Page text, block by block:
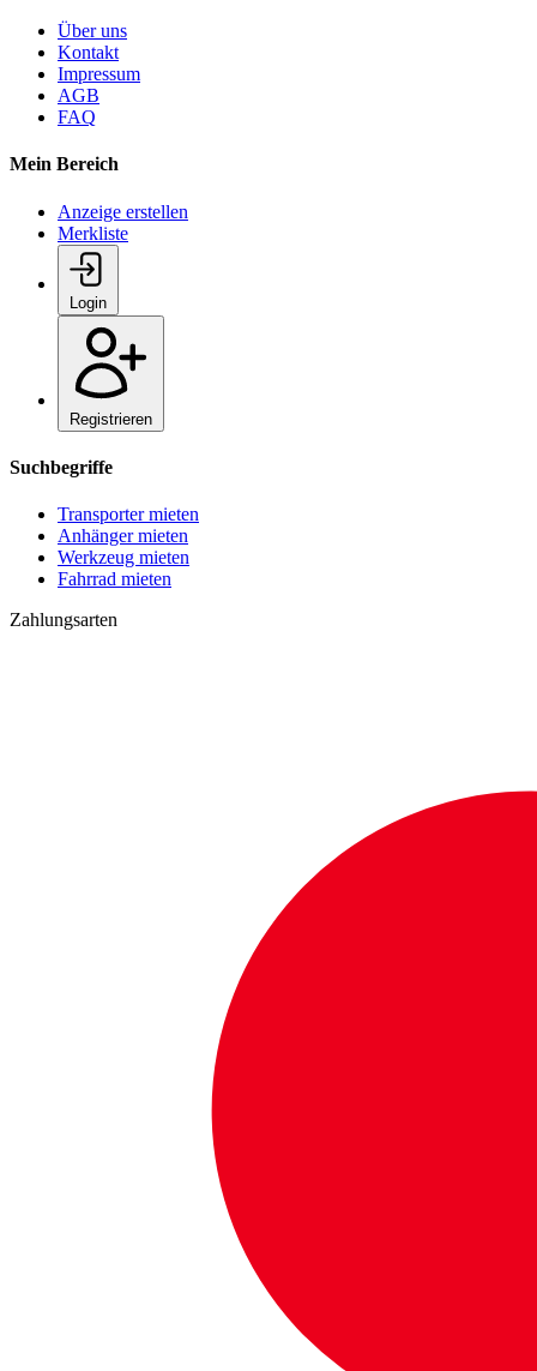
Über uns
Kontakt
Impressum
AGB
FAQ
Mein Bereich
Anzeige erstellen
Merkliste
Login
Registrieren
Suchbegriffe
Transporter mieten
Anhänger mieten
Werkzeug mieten
Fahrrad mieten
Zahlungsarten